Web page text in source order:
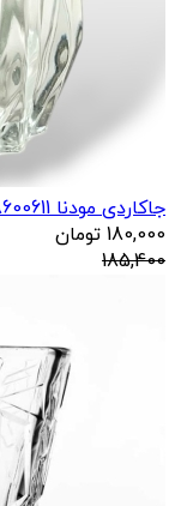
جاکاردی مودنا 18600611 F S
180,000 تومان
185,400